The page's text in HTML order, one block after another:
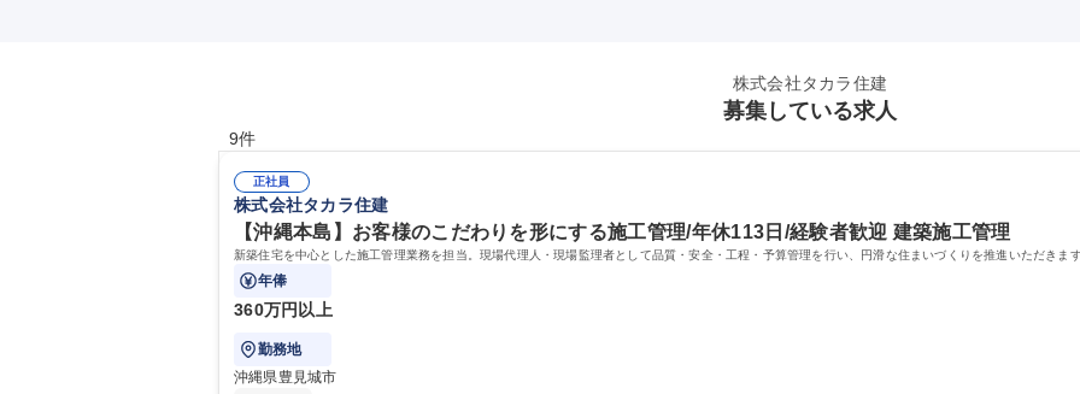
株式会社タカラ住建
募集している求人
9件
正社員
株式会社タカラ住建
【沖縄本島】お客様のこだわりを形にする施工管理/年休113日/経験者歓迎 建築施工管理
新築住宅を中心とした施工管理業務を担当。現場代理人・現場監理者として品質・安全・工程・予算管理を行い、円滑な住まいづくりを推進いただきます
年俸
360万円以上
勤務地
沖縄県豊見城市